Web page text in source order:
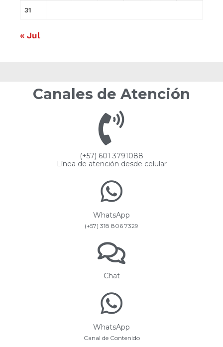
31
« Jul
Canales de Atención
(+57) 601 3791088
Línea de atención desde celular
WhatsApp
(+57) 318 806 7329
Chat
WhatsApp
Canal de Contenido